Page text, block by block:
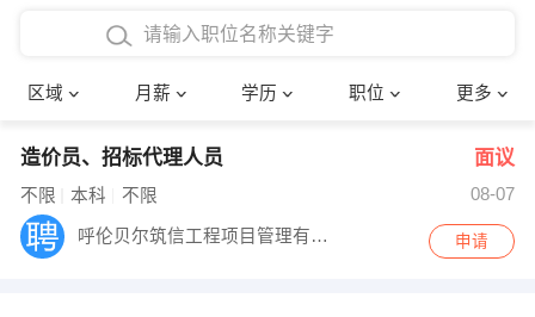
区域 月薪 学历 职位 更多
4000-5000元
8000-12000元
12000-20000元
博士
文员
财务会计
确定
造价员、招标代理人员 面议
不限 本科 不限 08-07
呼伦贝尔筑信工程项目管理有限公司 申请